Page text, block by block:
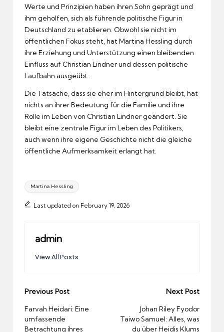
Werte und Prinzipien haben ihren Sohn geprägt und
ihm geholfen, sich als führende politische Figur in
Deutschland zu etablieren. Obwohl sie nicht im
öffentlichen Fokus steht, hat Martina Hessling durch
ihre Erziehung und Unterstützung einen bleibenden
Einfluss auf Christian Lindner und dessen politische
Laufbahn ausgeübt.
Die Tatsache, dass sie eher im Hintergrund bleibt, hat
nichts an ihrer Bedeutung für die Familie und ihre
Rolle im Leben von Christian Lindner geändert. Sie
bleibt eine zentrale Figur im Leben des Politikers,
auch wenn ihre eigene Geschichte nicht die gleiche
öffentliche Aufmerksamkeit erlangt hat.
Tags:
Martina Hessling
Last updated on February 19, 2026
admin
View All Posts
Post
navigation
Previous Post
Farvah Heidari: Eine
umfassende
Betrachtung ihres
Next Post
Johan Riley Fyodor
Taiwo Samuel: Alles, was
du über Heidis Klums